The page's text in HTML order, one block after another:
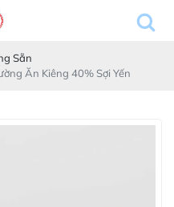
Sẵn
Ăn Kiêng 40% Sợi Yến